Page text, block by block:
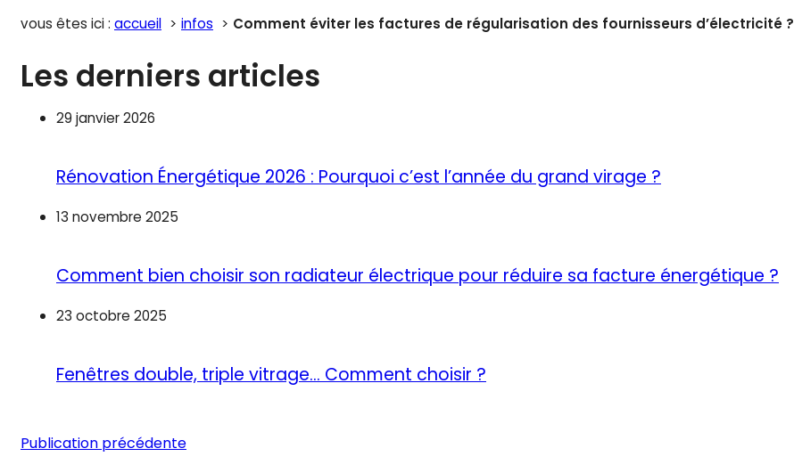
vous êtes ici : accueil infos Comment éviter les factures de régularisation des fournisseurs d’électricité ?
Les derniers articles
29 janvier 2026
Rénovation Énergétique 2026 : Pourquoi c’est l’année du grand virage ?
13 novembre 2025
Comment bien choisir son radiateur électrique pour réduire sa facture énergétique ?
23 octobre 2025
Fenêtres double, triple vitrage… Comment choisir ?
Publication précédente